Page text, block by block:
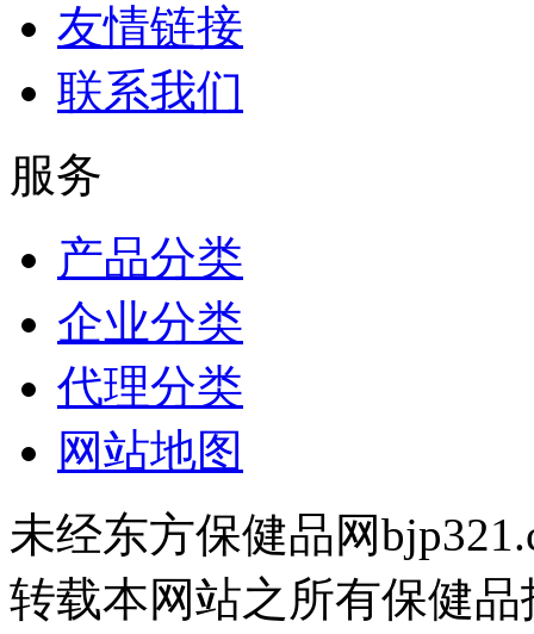
友情链接
联系我们
服务
产品分类
企业分类
代理分类
网站地图
未经东方保健品网
转载本网站之所有保健